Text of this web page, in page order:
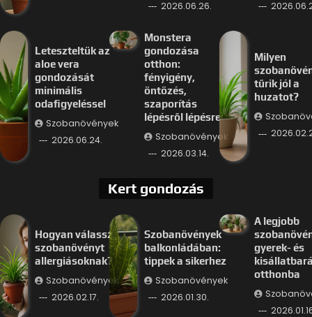
2026.06.26.
Leteszteltük az
aloe vera
gondozását
minimális
odafigyeléssel
Szobanövények
2026.06.24.
Monstera
gondozása
otthon:
fényigény,
öntözés,
szaporítás
lépésről lépésre
Szobanövények
2026.03.14.
Milyen
tűrik jól a
huzatot?
Kert gondozás
Hogyan válassz
szobanövényt
allergiásoknak?
Szobanövények
2026.02.17.
Szobanövények
balkonládában:
tippek a sikerhez
Szobanövények
2026.01.30.
A legjobb
gyerek- és
otthonba